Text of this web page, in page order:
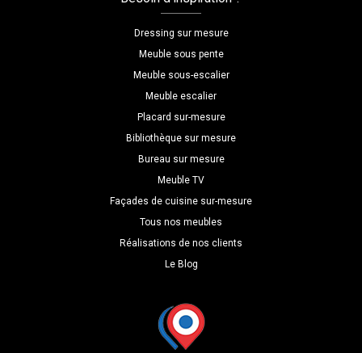
Dressing sur mesure
Meuble sous pente
Meuble sous-escalier
Meuble escalier
Placard sur-mesure
Bibliothèque sur mesure
Bureau sur mesure
Meuble TV
Façades de cuisine sur-mesure
Tous nos meubles
Réalisations de nos clients
Le Blog